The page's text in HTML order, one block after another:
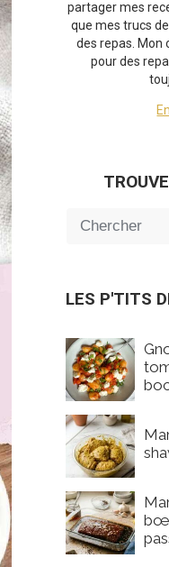
partager mes
que mes trucs de
des repas. Mon
pour des
LES P'TITS